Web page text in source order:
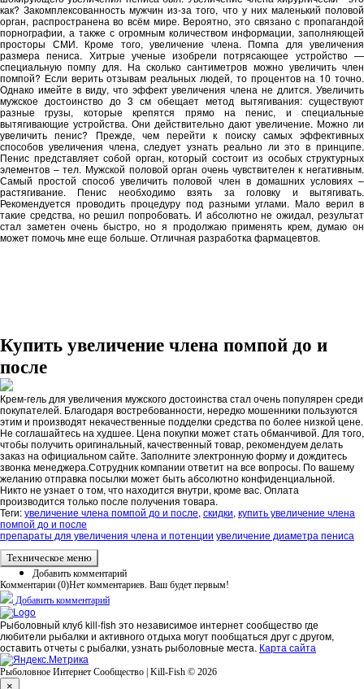
как? Закомплексованность мужчин из-за того, что у них маленький половой
орган, распространена во всём мире. Вероятно, это связано с пропагандой
порнографии, а также с огромным количеством информации, заполняющей
просторы СМИ. Кроме того, увеличение члена. Помпа для увеличения
размера пениса. Хитрые ученые изобрели потрясающее устройство —
специальную помпу для. На сколько сантиметров можно увеличить член
помпой? Если верить отзывам реальных людей, то процентов на 10 точно.
Однако имейте в виду, что эффект увеличения члена не длится. Увеличить
мужское достоинство до 3 см обещает метод вытягивания: существуют
разные грузы, которые крепятся прямо на пенис, и специальные
вытягивающие устройства. Они действительно дают увеличение. Можно ли
увеличить пенис? Прежде, чем перейти к поиску самых эффективных
способов увеличения члена, следует узнать реально ли это в принципе.
Пенис представляет собой орган, который состоит из особых структурных
элементов – тел. Мужской половой орган очень чувствителен к негативным.
Самый простой способ увеличить половой член в домашних условиях –
растягивание. Пенис необходимо взять за головку и вытягивать.
Рекомендуется проводить процедуру под разными углами. Мало верил в
такие средства, но решил попробовать. И абсолютно не ожидал, результат
стал заметен очень быстро, но я продолжаю применять крем, думаю он
может помочь мне еще больше. Отличная разработка фармацевтов.
Купить увеличение члена помпой до и
после
Крем-гель для увеличения мужского достоинства стал очень популярен среди
покупателей. Благодаря востребованности, нередко мошенники пользуются
этим и производят некачественные подделки средства по более низкой цене.
Не соглашайтесь на худшее. Цена покупки может стать обманчивой. Для того,
чтобы получить оригинальный, качественный товар, рекомендуем делать
заказ на официальном сайте. Заполните электронную форму и дождитесь
звонка менеджера.Сотрудник компании ответит на все вопросы. По вашему
желанию отправка посылки может быть абсолютно конфиденциальной.
Никто не узнает о том, что находится внутри, кроме вас. Оплата
производится только после получения товара.
Теги:увеличение члена помпой до и после, скидки, купить увеличение члена
помпой до и после
препараты для увеличения члена и потенции увеличение диаметра пениса
Техническое меню
Добавить комментарий
Комментарии (0)Нет комментариев. Ваш будет первым!
Добавить комментарий
Рыболовный клуб kill-fish это независимое интернет сообщество где
любители рыбалки и активного отдыха могут пообщаться друг с другом,
оставить отчеты с рыбалки, узнать рыболовные места. Карта сайта
Рыболовное Интернет Сообщество | Kill-Fish © 2026
×